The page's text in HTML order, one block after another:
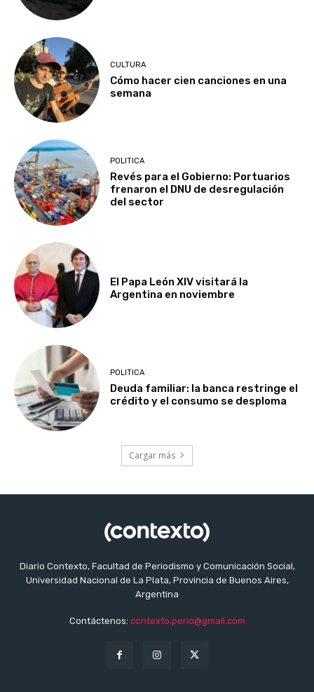
CULTURA
Cómo hacer cien canciones en una
semana
POLITICA
Revés para el Gobierno: Portuarios
frenaron el DNU de desregulación
del sector
El Papa León XIV visitará la
Argentina en noviembre
POLITICA
Deuda familiar: la banca restringe el
crédito y el consumo se desploma
Cargar más
Diario Contexto, Facultad de Periodismo y Comunicación Social,
Universidad Nacional de La Plata, Provincia de Buenos Aires,
Argentina
Contáctenos: contexto.perio@gmail.com